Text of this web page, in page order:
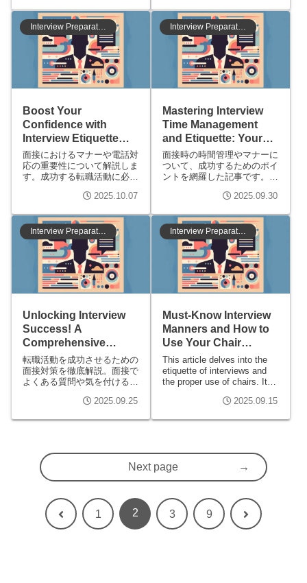
entry and mindset for exiting,
we share essential secrets
for success, including points
to impress the interviewer.
etiquette. It's a must-read for
all job seekers looking to
succeed.
Interview Preparation
Boost Your
Confidence with
Interview Etiquette
and Phone Skills!
Secrets to a
Successful Job Hunt
面接におけるマナーや電話対
応の重要性について解説しま
す。成功する転職活動に必要
の印象を良くする方法を学び
て臨むためのステップアップ
情報を提供します。
2025.10.07
Interview Preparation
Mastering Interview
Time Management
and Etiquette: Your
Shortcut to Success!
面接時の時間管理やマナーに
ついて、成功するためのポイ
ントを網羅した記事です。初
ャリアアップを目指す方ま
紹介します。
2025.09.30
Interview Preparation
Unlocking Interview
Success! A
Comprehensive
Guide to Common
Questions and Key
Considerations
転職活動を成功させるための
面接対策を徹底解説。面接で
よくある質問や気を付けるべ
えながら具体的なアドバイス
2025.09.25
Interview Preparation
Must-Know Interview
Manners and How to
Use Your Chair
Effectively!
This article delves into the
etiquette of interviews and
the proper use of chairs. It
strategies and tips for2025.09.15
Next page
Previous1 2 3 9 Next